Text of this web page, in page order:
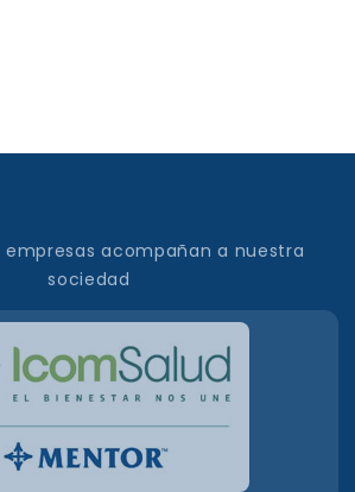
empresas acompañan a nuestra
sociedad